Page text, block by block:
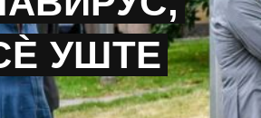
УШТЕ